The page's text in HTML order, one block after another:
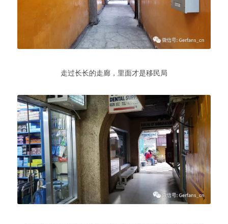
走过长长的走廊，里面才是移民局